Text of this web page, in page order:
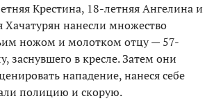
Крестина, 18-летняя Ангелина и
Хачатурян нанесли множество
ножом и молотком отцу — 57-
заснувшего в кресле. Затем они
нападение, нанеся себе
полицию и скорую.